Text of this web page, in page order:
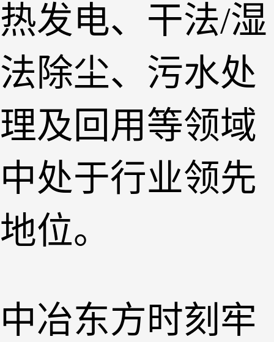
热发电、干法/湿
法除尘、污水处
理及回用等领域
中处于行业领先
地位。
中冶东方时刻牢